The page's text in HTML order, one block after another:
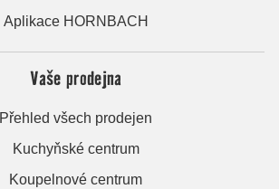
Aplikace HORNBACH
Vaše prodejna
Přehled všech prodejen
Kuchyňské centrum
Koupelnové centrum